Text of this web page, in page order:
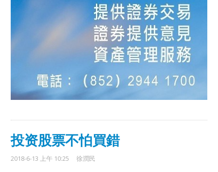
投资股票不怕買錯
2018-6-13 上午 10:25 徐潤民